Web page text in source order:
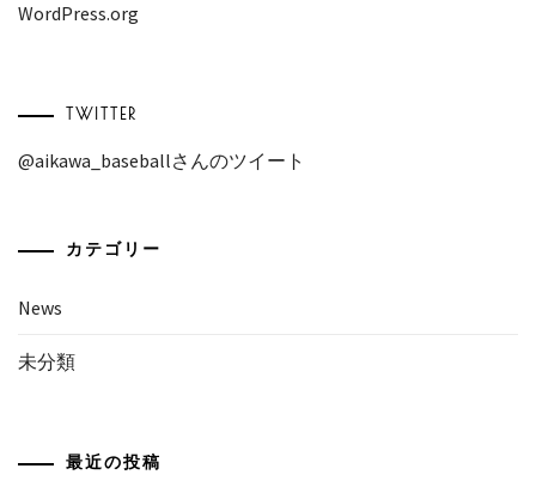
WordPress.org
TWITTER
@aikawa_baseballさんのツイート
カテゴリー
News
未分類
最近の投稿